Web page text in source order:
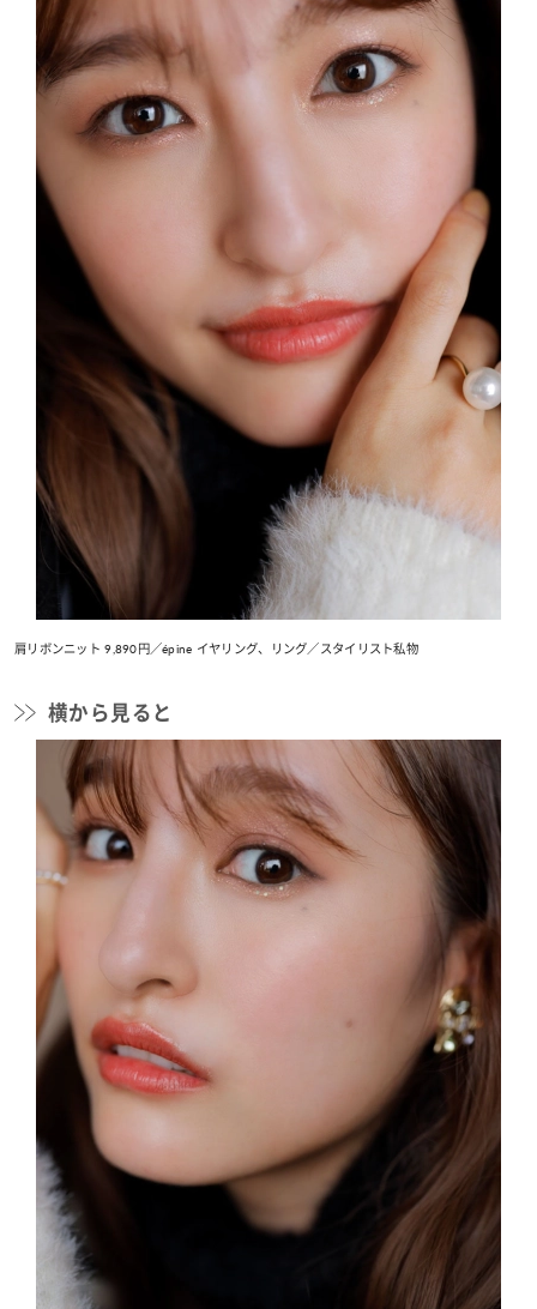
肩リボンニット 9,890円／épine イヤリング、リング／スタイリスト私物
横から見ると